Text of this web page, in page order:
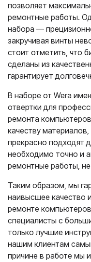
позволяет
ремонтные работы.
набора —
закручивая винты
стоит отметить, что
сделаны из
гарантирует
В наборе от Wera
отвертки для
ремонта
качеству
прекрасно подходят
необходимо точно и
ремонтные работы,
Таким образом, мы
наивысшее качество
ремонте
специалисты с
только лучшие
нашим клиентам
причине в работе мы